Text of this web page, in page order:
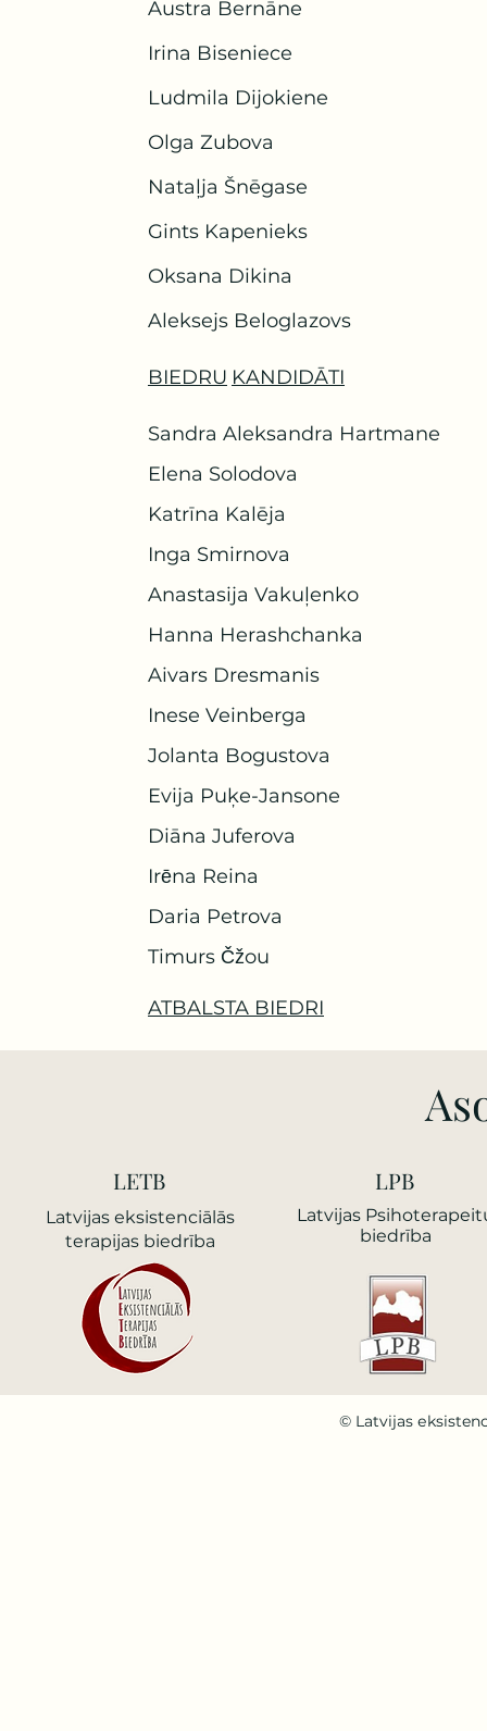
Austra Bernāne
Irina Biseniece
Ludmila Dijokiene
Olga Zubova
Nataļja Šnēgase
Gints Kapenieks
Oksana Dikina
Aleksejs Beloglazovs
BIEDRU KANDIDĀTI
Sandra Aleksandra Hartmane
Elena Solodova
Katrīna Kalēja
Inga Smirnova
Anastasija Vakuļenko
Hanna Herashchanka
Aivars Dresmanis
Inese Veinberga
Jolanta Bogustova
Evija Puķe-Jansone
Diāna Juferova
Irēna Reina
Daria Petrova
Timurs Čžou
ATBALSTA BIEDRI
LETB
Latvijas еksistenciālās
terapijas biedrība
LPB
Latvijas
biedrība
© Latvijas